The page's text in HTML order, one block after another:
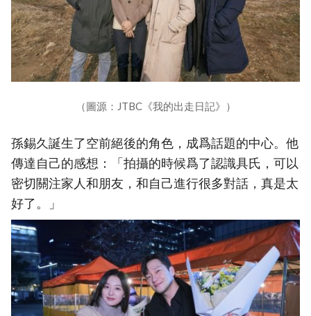
（圖源：JTBC《我的出走日記》）
孫錫久誕生了空前絕後的角色，成爲話題的中心。他
傳達自己的感想：「拍攝的時候爲了認識具氏，可以
密切關注家人和朋友，和自己進行很多對話，真是太
好了。」